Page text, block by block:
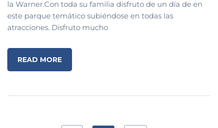
la Warner.Con toda su familia disfruto de un día de en
este parque temático subiéndose en todas las
atracciones. Disfruto mucho
READ MORE